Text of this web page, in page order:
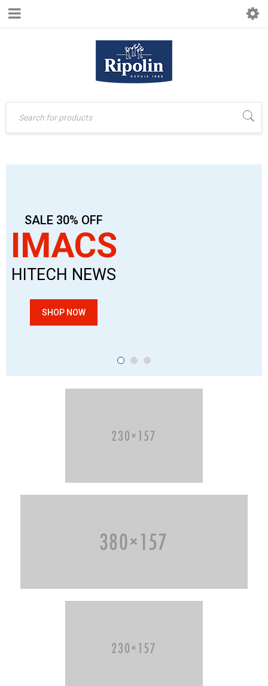
SALE 30% OFF
IMACS
HITECH NEWS
SHOP NOW